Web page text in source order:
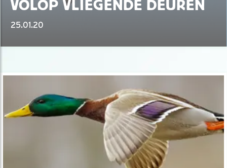
VOLOP VLIEGENDE DEUREN
25.01.20